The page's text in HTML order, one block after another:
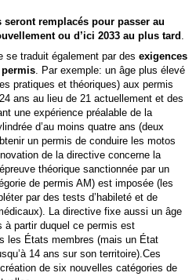
seront remplacés pourpasser au
ou d’ici 2033 au plus tard
se traduit également par desexigences
. Par exemple: un âge plus élevé
pratiques et théoriques) auxpermis
ans au lieu de 21 actuellement et des
une expérience préalable de la
d’au moins quatre ans (deux
un permis de conduire les motos
de la directive concerne la
théorique sanctionnée par un
de permis AM)est imposée (les
par des tests d’habileté et de
La directive fixe aussi un âge
à partir duquel ce permis est
les États membres (mais un État
14 ans sur son territoire).Ces
de six nouvelles catégories de